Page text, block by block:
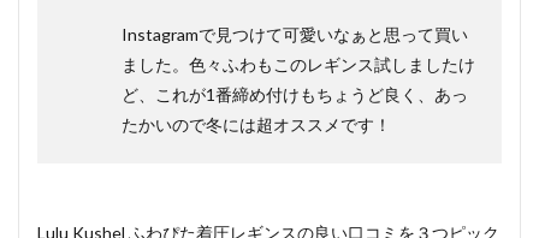
Instagramで見つけて可愛いなぁと思って買い
ました。色々ふわもこのレギンス試しましたけ
ど、これが1番締め付けもちょうど良く、あっ
たかいので冬には超オススメです！
Lulu Kushel ふわぴた着圧レギンスの良い口コミを３つピック